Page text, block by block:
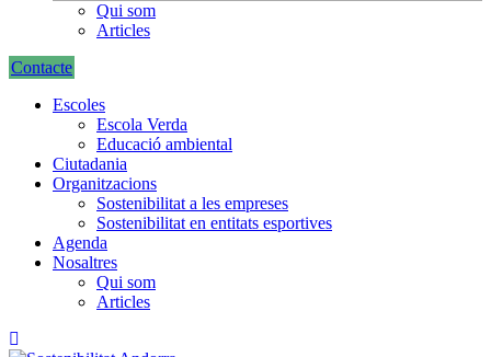
Qui som
Articles
Contacte
Escoles
Escola Verda
Educació ambiental
Ciutadania
Organitzacions
Sostenibilitat a les empreses
Sostenibilitat en entitats esportives
Agenda
Nosaltres
Qui som
Articles